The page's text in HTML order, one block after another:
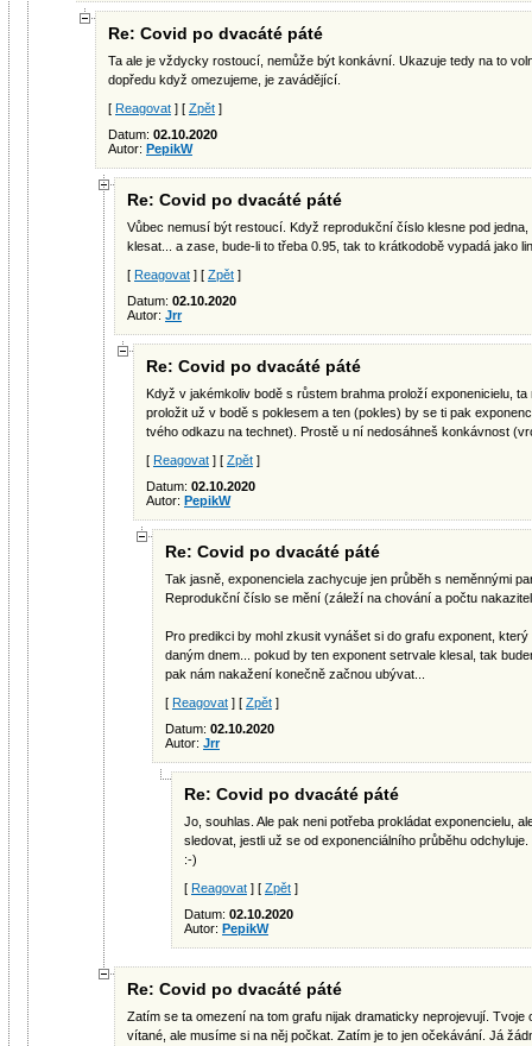
Re: Covid po dvacáté páté
Ta ale je vždycky rostoucí, nemůže být konkávní. Ukazuje tedy na to
dopředu když omezujeme, je zavádějící.
[ Reagovat ] [ Zpět ]
Datum: 02.10.2020
Autor: PepikW
Re: Covid po dvacáté páté
Vůbec nemusí být restoucí. Když reprodukční číslo klesne pod
klesat... a zase, bude-li to třeba 0.95, tak to krátkodobě vypadá jako
[ Reagovat ] [ Zpět ]
Datum: 02.10.2020
Autor: Jrr
Re: Covid po dvacáté páté
Když v jakémkoliv bodě s růstem brahma proloží exponenicielu,
proložit už v bodě s poklesem a ten (pokles) by se ti pak
tvého odkazu na technet). Prostě u ní nedosáhneš konkávnost
[ Reagovat ] [ Zpět ]
Datum: 02.10.2020
Autor: PepikW
Re: Covid po dvacáté páté
Tak jasně, exponenciela zachycuje jen průběh s neměnnými
Reprodukční číslo se mění (záleží na chování a počtu
Pro predikci by mohl zkusit vynášet si do grafu exponent,
daným dnem... pokud by ten exponent setrvale klesal, tak
pak nám nakažení konečně začnou ubývat...
[ Reagovat ] [ Zpět ]
Datum: 02.10.2020
Autor: Jrr
Re: Covid po dvacáté páté
Jo, souhlas. Ale pak neni potřeba prokládat exponencielu,
sledovat, jestli už se od exponenciálního průběhu
:-)
[ Reagovat ] [ Zpět ]
Datum: 02.10.2020
Autor: PepikW
Re: Covid po dvacáté páté
Zatím se ta omezení na tom grafu nijak dramaticky neprojevují.
vítané, ale musíme si na něj počkat. Zatím je to jen očekávání. Já